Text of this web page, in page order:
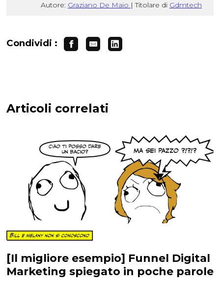
Autore: Graziano De Maio | Titolare di Gdmtech
Condividi :
Articoli correlati
[Il migliore esempio] Funnel Digital
Marketing spiegato in poche parole